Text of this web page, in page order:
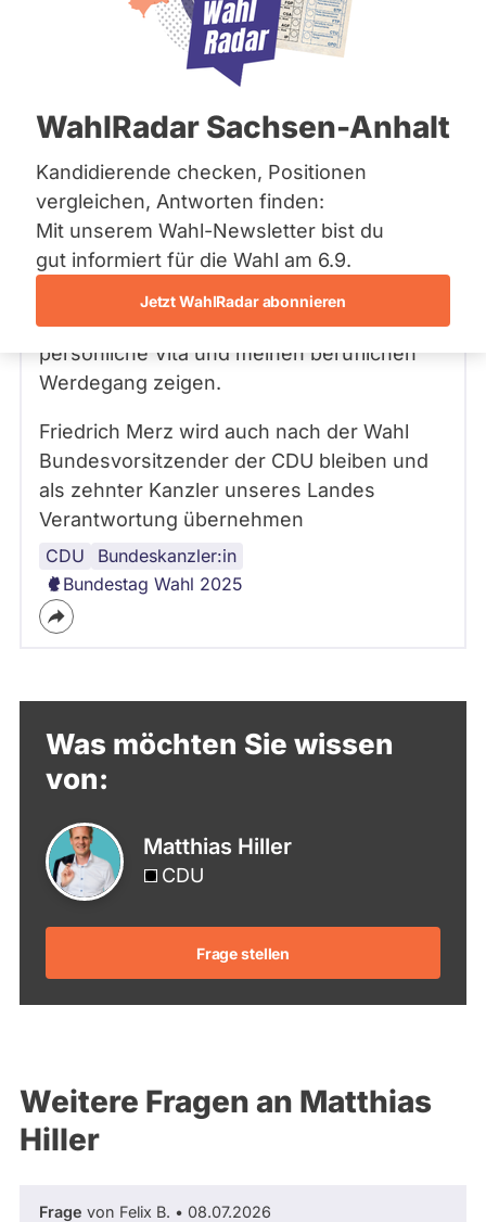
Bremen
Hamburg
Mecklenburg-Vorpommern
Nordrhein-Westfalen
Saarland
Sachsen
Sachsen-Anhalt
Sachsen-Anhalt
Schleswig-Holstein
Thüringen
Archiv
Über uns
WahlRadar Sachsen-Anhalt
Kandidierende checken, Positionen
vergleichen, Antworten finden:
Mit unserem Wahl-Newsletter bist du
gut informiert für die Wahl am 6.9.
Jetzt WahlRadar abonnieren
03.02.2025
Warum sind die Plakate mit "Prof. Dr."
und wann ist Merz weg?
Antwort 12.02.2025vonMatthias Hiller
CDU
Ich habe auf meinen Kandidatenplakaten
zur Bundestagswahl bewusst meine Titel
verwendet, da diese auch meine
persönliche Vita und meinen beruflichen
Werdegang zeigen.
Friedrich Merz wird auch nach der Wahl
Bundesvorsitzender der CDU bleiben und
als zehnter Kanzler unseres Landes
Verantwortung übernehmen
CDU Bundeskanzler:in
Union
Wahlplakat
beruflicher
Hintergrund
Bundestag Wahl 2025
Was möchten Sie wissen
von:
Matthias Hiller
CDU
Frage stellen
Weitere Fragen an Matthias
Hiller
Frage von Felix B. • 08.07.2026